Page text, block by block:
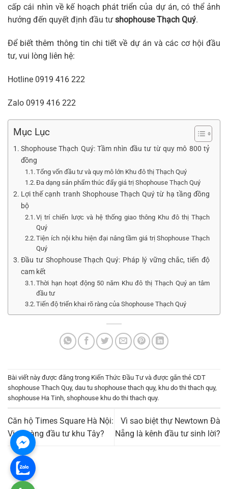
cấp cái nhìn về kế hoạch phát triển của dự án, có thể ảnh
hưởng đến quyết định đầu tư shophouse Thạch Quý.
Để biết thêm thông tin chi tiết về dự án và các cơ hội đầu
tư, vui lòng liên hệ:
Hotline 0919 416 222
Zalo 0919 416 222
Mục Lục
Shophouse Thạch Quý: Tầm nhìn đầu tư từ quy mô 800 tỷ
đồng
Tổng vốn đầu tư và quy mô lớn Khu đô thị Thạch Quý
Đa dạng sản phẩm thúc đẩy giá trị Shophouse Thạch Quý
Lợi thế cạnh tranh Shophouse Thạch Quý từ hạ tầng đồng
bộ
Vị trí chiến lược và hệ thống giao thông Khu đô thị Thạch
Quý
Tiện ích nội khu hiện đại nâng tầm giá trị Shophouse Thạch
Quý
Đầu tư Shophouse Thạch Quý: Pháp lý vững chắc, tiến độ
cam kết
Thời hạn hoạt động 50 năm Khu đô thị Thạch Quý an tâm
đầu tư
Tiến độ triển khai rõ ràng của Shophouse Thạch Quý
Bài viết này được đăng trong Kiến Thức Đầu Tưvà được gắn thẻ CDT
shophouse Thach Quy, dau tu shophouse thach quy, khu do thi thach quy,
shophouse Ha Tinh shophouse khu do thi thach quy.
Căn hộ Times Square Hà Nội:
Vị trí vàng đầu tư khu Tây?
Vì sao biệt thự Newtown Đà
Nẵng là kênh đầu tư sinh lời?